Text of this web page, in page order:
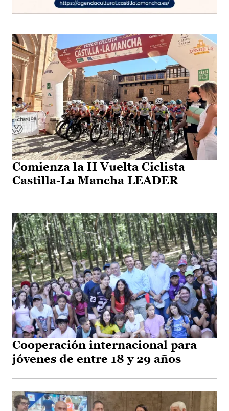
Comienza la II Vuelta Ciclista
Castilla-La Mancha LEADER
Cooperación internacional para
jóvenes de entre 18 y 29 años